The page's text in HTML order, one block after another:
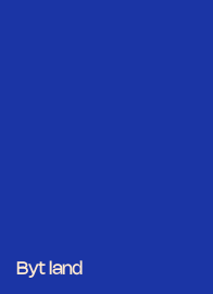
Byt land